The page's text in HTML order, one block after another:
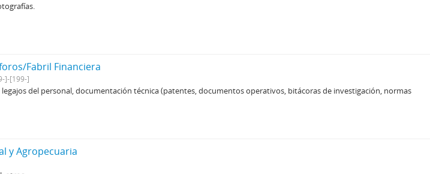
Fabril Financiera
]-[199-]
del personal, documentación técnica (patentes, documentos operativos, bitácoras de investigación, normas
y Agropecuaria